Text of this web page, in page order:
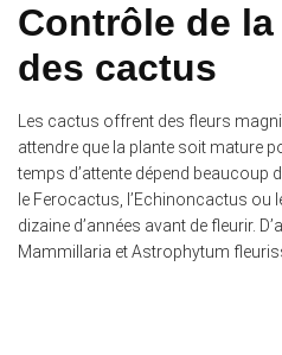
Contrôle de
des cactus
Les cactus offrent des fleurs
attendre que la plante soit mature
temps d’attente dépend beaucoup
le Ferocactus, l’Echinoncactus ou
dizaine d’années avant de fleurir.
Mammillaria et Astrophytum